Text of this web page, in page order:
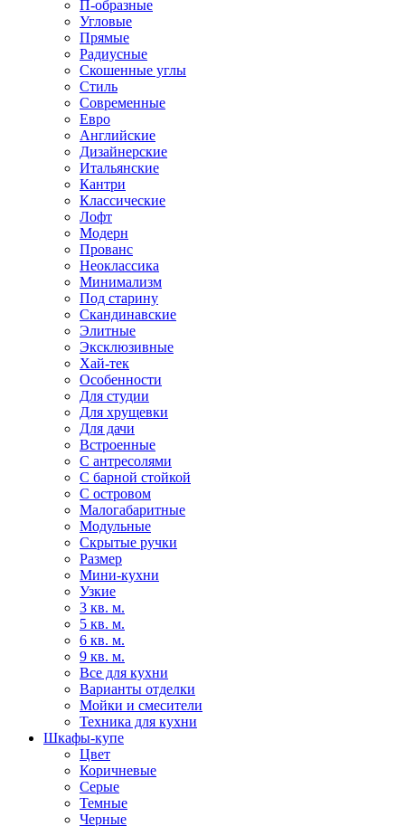
П-образные
Угловые
Прямые
Радиусные
Скошенные углы
Стиль
Современные
Евро
Английские
Дизайнерские
Итальянские
Кантри
Классические
Лофт
Модерн
Прованс
Неоклассика
Минимализм
Под старину
Скандинавские
Элитные
Эксклюзивные
Хай-тек
Особенности
Для студии
Для хрущевки
Для дачи
Встроенные
С антресолями
С барной стойкой
С островом
Малогабаритные
Модульные
Скрытые ручки
Размер
Мини-кухни
Узкие
3 кв. м.
5 кв. м.
6 кв. м.
9 кв. м.
Все для кухни
Варианты отделки
Мойки и смесители
Техника для кухни
Шкафы-купе
Цвет
Коричневые
Серые
Темные
Черные